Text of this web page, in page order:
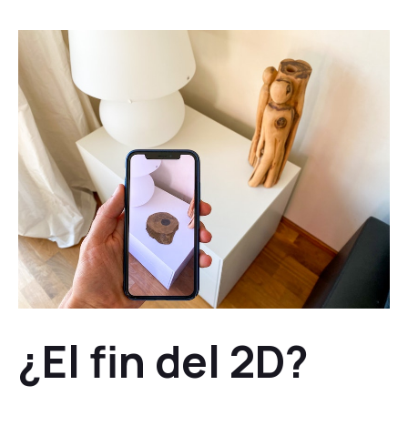
¿El fin del 2D?